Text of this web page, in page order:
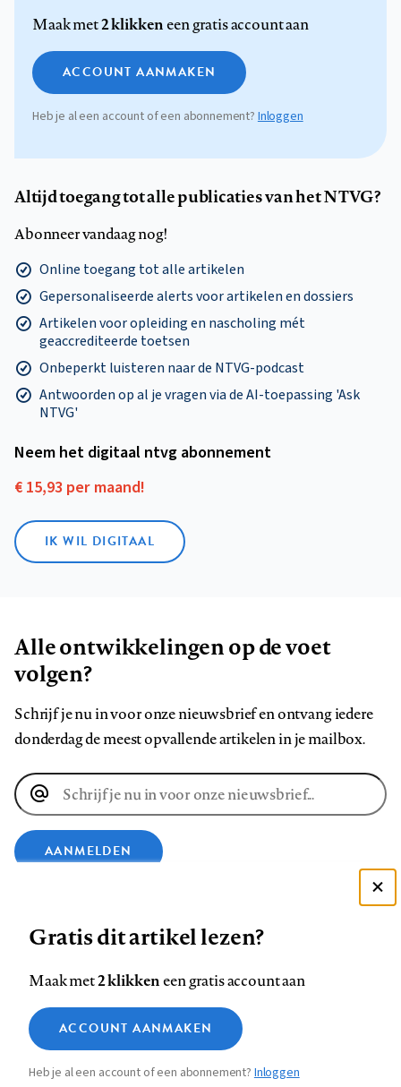
Maak met2 klikkeneen gratis account aan
ACCOUNT AANMAKEN
Heb je al een account of een abonnement?Inloggen
Altijd toegang tot alle publicaties van het NTVG?
Abonneer vandaag nog!
Online toegang tot alle artikelen
Gepersonaliseerde alerts voor artikelen en dossiers
Artikelen voor opleiding en nascholing mét
geaccrediteerde toetsen
Onbeperkt luisteren naar de NTVG-podcast
Antwoorden op al je vragen via de AI-toepassing 'Ask
NTVG'
Neem het digitaal ntvg abonnement
€ 15,93 per maand!
IK WIL DIGITAAL
Alle ontwikkelingen op de voet
volgen?
Schrijf je nu in voor onze nieuwsbrief en ontvang iedere
donderdag de meest opvallende artikelen in je mailbox.
E-
mailadres
AANMELDEN
op
Facebook
op
LinkedIn
op
Bluesky
ons
op
InstagramYouTube
Footer
Contact Colofon Disclaimer Privacy
Medische vragen verdienen
betrouwbare antwoorden
Zie onze cookie policy
Analytische cookies
Marketing cookies
Gratis dit artikel lezen?
Maak met2 klikkeneen gratis account aan
ACCOUNT AANMAKEN
Heb je al een account of een abonnement?Inloggen